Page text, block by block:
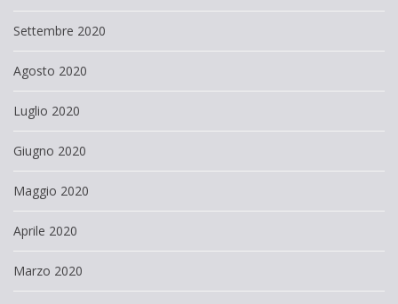
Settembre 2020
Agosto 2020
Luglio 2020
Giugno 2020
Maggio 2020
Aprile 2020
Marzo 2020